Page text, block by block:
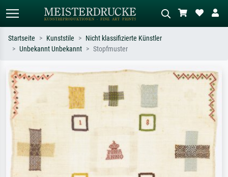
Suchen Sie nach Künstlern, Werktiteln
oder Stilen – z.B. Monet,
Sternennacht, Impressionismus, Welle
Hokusai, Akt.
Beschreiben Sie die Szene – z.B. Grüne
Wiese, Abstrakt mit viel Rot, Dunkles
Ölgemälde, Stehender Akt neben einem
Startseite Kunststile
Nicht klassifizierte Künstler
Unbekannt Unbekannt
Stopfmuster